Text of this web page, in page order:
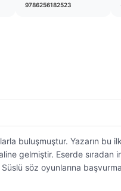
9786256182523
buluşmuştur. Yazarın
gelmiştir. Eserde
söz oyunlarına